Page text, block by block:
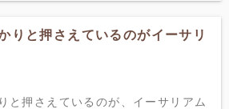
りと押さえているのがイーサリ
と押さえているのが、イーサリアム